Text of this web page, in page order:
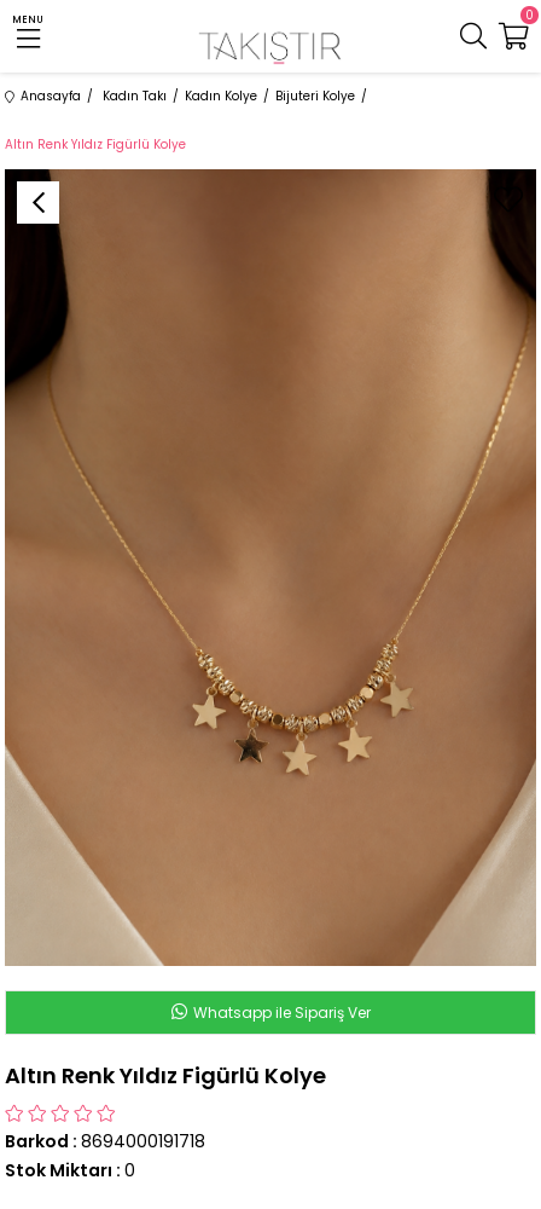
MENU 0
Anasayfa Kadın Takı Kadın Kolye Bijuteri Kolye
Altın Renk Yıldız Figürlü Kolye
Whatsapp ile Sipariş Ver
Altın Renk Yıldız Figürlü Kolye
Barkod : 8694000191718
Stok Miktarı : 0